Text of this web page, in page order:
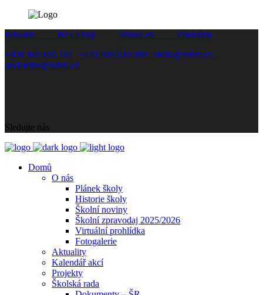
Edookit BELLhop Strava.cz Pokladna
+420 469 695 101
+420 469 630 089 skola@zshm.cz
podatelna@zshm.cz
Sledujte nás
Domů
O nás
Plánek školy
Historie školy
Školní noviny
Školní zpravodaj 2025/2026
Virtuální prohlídka
Fotogalerie
Aktuality
Kalendář akcí
Projekty
Školská rada